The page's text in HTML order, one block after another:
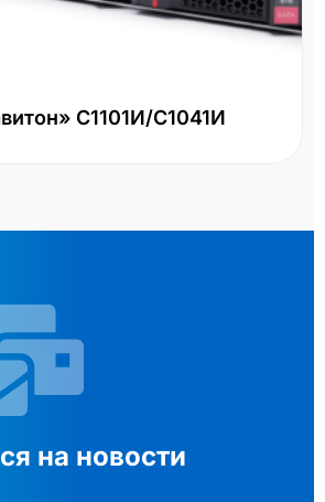
С1101И/С1041И
на новости